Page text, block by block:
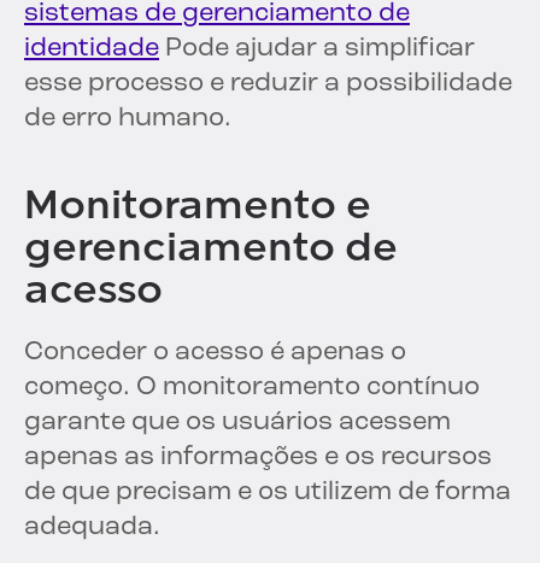
sistemas de gerenciamento de
identidade Pode ajudar a simplificar
esse processo e reduzir a possibilidade
de erro humano.
Monitoramento e
gerenciamento de
acesso
Conceder o acesso é apenas o
começo. O monitoramento contínuo
garante que os usuários acessem
apenas as informações e os recursos
de que precisam e os utilizem de forma
adequada.